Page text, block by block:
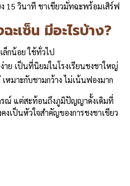
15 วินาที ชาเขียวมัทฉะพร้อมเสิร์ฟ
ะเซ็น มีอะไรบ้าง?
ล็กน้อย ใช้ทั่วไป
าย เป็นที่นิยมในโรงเรียนชงชาใหญ่
หมาะกับชามกว้าง ไม่เน้นฟองมาก
รณ์ แต่สะท้อนถึงภูมิปัญญาดั้งเดิมที่
เป็นหัวใจสำคัญของการชงชาเขียว